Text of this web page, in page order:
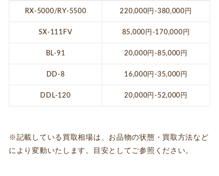
RX-5000/RY-5500 220,000円-380,000円
SX-111FV 85,000円-170,000円
BL-91 20,000円-85,000円
DD-8 16,000円-35,000円
DDL-120 20,000円-52,000円
※記載している買取相場は、お品物の状態・買取方法など
により変動いたします。目安としてご参照ください。